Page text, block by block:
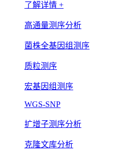
了解详情 +
高通量测序分析
菌株全基因组测序
质粒测序
宏基因组测序
WGS-SNP
扩增子测序分析
克隆文库分析